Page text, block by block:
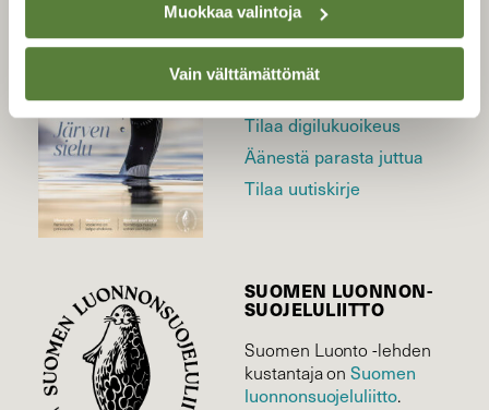
Muokkaa valintoja
Vain välttämättömät
LEHTI
Uusin lehti
Tilaa digilukuoikeus
Äänestä parasta juttua
Tilaa uutiskirje
SUOMEN LUONNON­
SUOJELU­LIITTO
Suomen Luonto -lehden
kustantaja onSuomen
luonnonsuojelu­liitto.